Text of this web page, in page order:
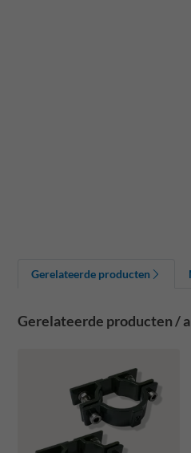
Gerelateerde producten
Gerelateerde producten /